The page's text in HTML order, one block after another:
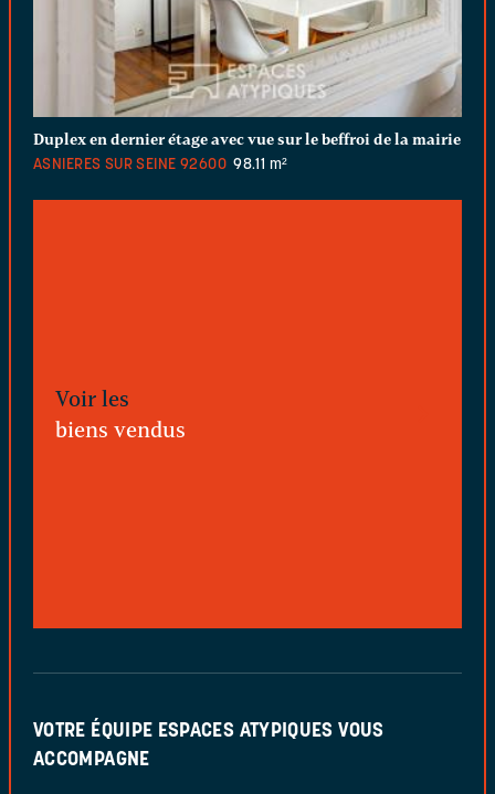
Duplex en dernier étage avec vue sur le beffroi de la mairie
ASNIERES SUR SEINE 92600 98.11 m²
Voir les
biens vendus
VOTRE ÉQUIPE ESPACES ATYPIQUES VOUS
ACCOMPAGNE